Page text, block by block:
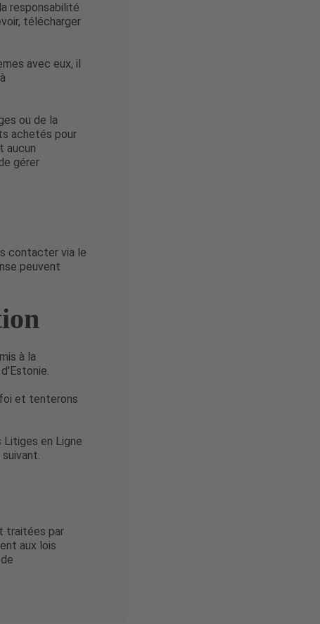
responsabilité
télécharger
avec eux, il
ou de la
achetés pour
aucun
gérer
contacter via le
peuvent
à la
foi et tenterons
Litiges en Ligne
traitées par
aux lois